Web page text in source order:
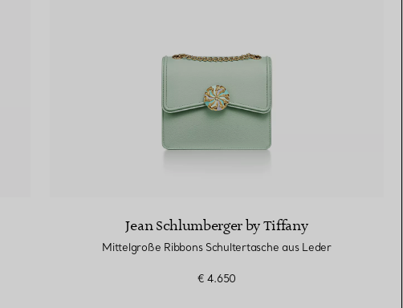
Jean Schlumberger by Tiffany
Mittelgroße Ribbons Schultertasche aus Leder
€ 4.650